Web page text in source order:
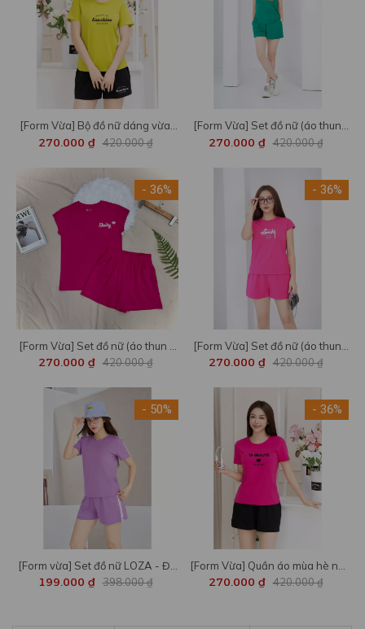
[Form Vừa] Bộ đồ nữ dáng vừa-
Set đồ nữ mặc nhà mùa hè (áo
270.000 ₫ 420.000 ₫
[Form Vừa] Set đồ nữ (áo thun
tay hến form vừa + quần đùi)
270.000 ₫ 420.000 ₫
- 36%
[Form Vừa] Set đồ nữ (áo thun +
quần đùi) mặc nhà sang chảnh
cotton form vừa Loza G0102
270.000 ₫ 420.000 ₫
- 36%
[Form Vừa] Set đồ nữ (áo thun
form vừa + quần đùi) cotton tay
270.000 ₫ 420.000 ₫
- 50%
[Form vừa] Set đồ nữ LOZA - Đồ
bộ nữ gồm quần áo cộc tay chất
199.000 ₫ 398.000 ₫
- 36%
[Form Vừa] Quần áo mùa hè nữ
in chữ BEAUTÉ - Đồ bộ thun nữ
270.000 ₫ 420.000 ₫